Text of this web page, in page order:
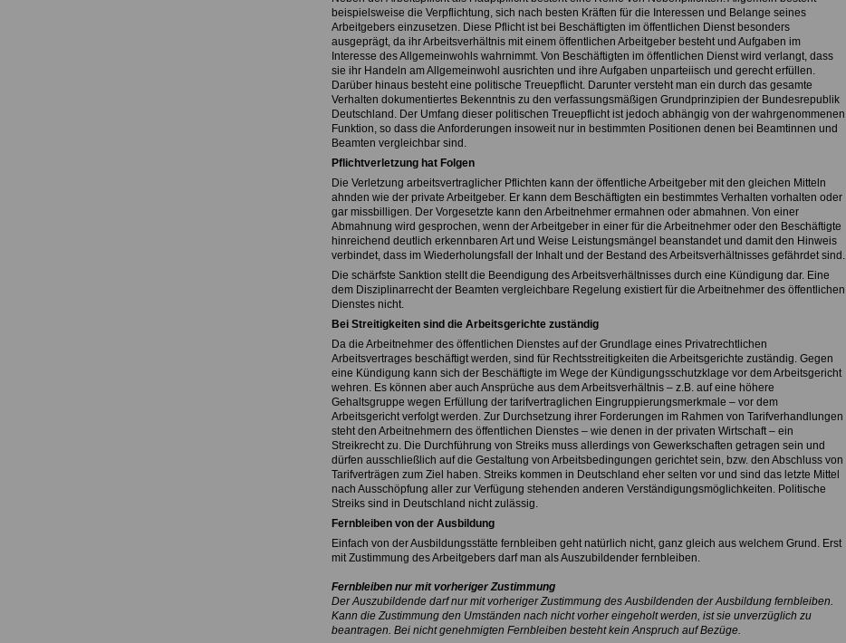
beispielsweise die Verpflichtung, sich nach besten Kräften für die Interessen und Belange seines
Arbeitgebers einzusetzen. Diese Pflicht ist bei Beschäftigten im öffentlichen Dienst besonders
ausgeprägt, da ihr Arbeitsverhältnis mit einem öffentlichen Arbeitgeber besteht und Aufgaben im
Interesse des Allgemeinwohls wahrnimmt. Von Beschäftigten im öffentlichen Dienst wird verlangt, dass
sie ihr Handeln am Allgemeinwohl ausrichten und ihre Aufgaben unparteiisch und gerecht erfüllen.
Darüber hinaus besteht eine politische Treuepflicht. Darunter versteht man ein durch das gesamte
Verhalten dokumentiertes Bekenntnis zu den verfassungsmäßigen Grundprinzipien der Bundesrepublik
Deutschland. Der Umfang dieser politischen Treuepflicht ist jedoch abhängig von der wahrgenommenen
Funktion, so dass die Anforderungen insoweit nur in bestimmten Positionen denen bei Beamtinnen und
Beamten vergleichbar sind.
Pflichtverletzung hat Folgen
Die Verletzung arbeitsvertraglicher Pflichten kann der öffentliche Arbeitgeber mit den gleichen Mitteln
ahnden wie der private Arbeitgeber. Er kann dem Beschäftigten ein bestimmtes Verhalten vorhalten oder
gar missbilligen. Der Vorgesetzte kann den Arbeitnehmer ermahnen oder abmahnen. Von einer
Abmahnung wird gesprochen, wenn der Arbeitgeber in einer für die Arbeitnehmer oder den Beschäftigte
hinreichend deutlich erkennbaren Art und Weise Leistungsmängel beanstandet und damit den Hinweis
verbindet, dass im Wiederholungsfall der Inhalt und der Bestand des Arbeitsverhältnisses gefährdet sind.
Die schärfste Sanktion stellt die Beendigung des Arbeitsverhältnisses durch eine Kündigung dar. Eine
dem Disziplinarrecht der Beamten vergleichbare Regelung existiert für die Arbeitnehmer des öffentlichen
Dienstes nicht.
Bei Streitigkeiten sind die Arbeitsgerichte zuständig
Da die Arbeitnehmer des öffentlichen Dienstes auf der Grundlage eines Privatrechtlichen
Arbeitsvertrages beschäftigt werden, sind für Rechtsstreitigkeiten die Arbeitsgerichte zuständig. Gegen
eine Kündigung kann sich der Beschäftigte im Wege der Kündigungsschutzklage vor dem Arbeitsgericht
wehren. Es können aber auch Ansprüche aus dem Arbeitsverhältnis – z.B. auf eine höhere
Gehaltsgruppe wegen Erfüllung der tarifvertraglichen Eingruppierungsmerkmale – vor dem
Arbeitsgericht verfolgt werden. Zur Durchsetzung ihrer Forderungen im Rahmen von Tarifverhandlungen
steht den Arbeitnehmern des öffentlichen Dienstes – wie denen in der privaten Wirtschaft – ein
Streikrecht zu. Die Durchführung von Streiks muss allerdings von Gewerkschaften getragen sein und
dürfen ausschließlich auf die Gestaltung von Arbeitsbedingungen gerichtet sein, bzw. den Abschluss von
Tarifverträgen zum Ziel haben. Streiks kommen in Deutschland eher selten vor und sind das letzte Mittel
nach Ausschöpfung aller zur Verfügung stehenden anderen Verständigungsmöglichkeiten. Politische
Streiks sind in Deutschland nicht zulässig.
Fernbleiben von der Ausbildung
Einfach von der Ausbildungsstätte fernbleiben geht natürlich nicht, ganz gleich aus welchem Grund. Erst
mit Zustimmung des Arbeitgebers darf man als Auszubildender fernbleiben.
Fernbleiben nur mit vorheriger Zustimmung
Der Auszubildende darf nur mit vorheriger Zustimmung des Ausbildenden der Ausbildung fernbleiben.
Kann die Zustimmung den Umständen nach nicht vorher eingeholt werden, ist sie unverzüglich zu
beantragen. Bei nicht genehmigten Fernbleiben besteht kein Anspruch auf Bezüge.